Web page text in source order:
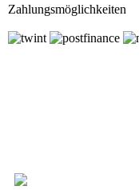
Zahlungsmöglichkeiten